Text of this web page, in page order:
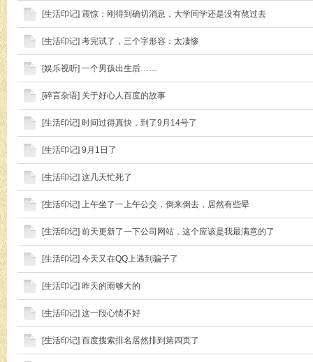
[生活印记] 震惊：刚得到确切消息，大学同学还是没有熬过去
[生活印记] 考完试了，三个字形容：太凄惨
[娱乐视听] 一个男孩出生后……
[碎言杂语] 关于好心人百度的故事
[生活印记] 时间过得真快，到了9月14号了
[生活印记] 9月1日了
[生活印记] 这几天忙死了
[生活印记] 上午坐了一上午公交，倒来倒去，居然有些晕
[生活印记] 前天更新了一下公司网站，这个应该是我最满意的了
[生活印记] 今天又在QQ上遇到骗子了
[生活印记] 昨天的雨够大的
[生活印记] 这一段心情不好
[生活印记] 百度搜索排名居然排到第四页了